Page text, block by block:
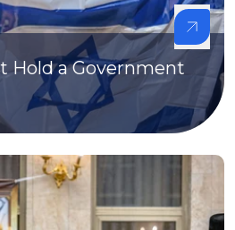
Hold a Government